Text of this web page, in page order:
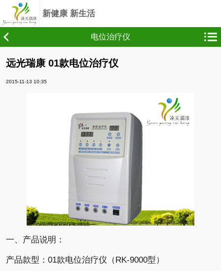
新健康 新生活
电位治疗仪
远光瑞康 01款电位治疗仪
2015-11-13 10:35
一、产品说明：
产品款型：01款电位治疗仪（RK-9000型）